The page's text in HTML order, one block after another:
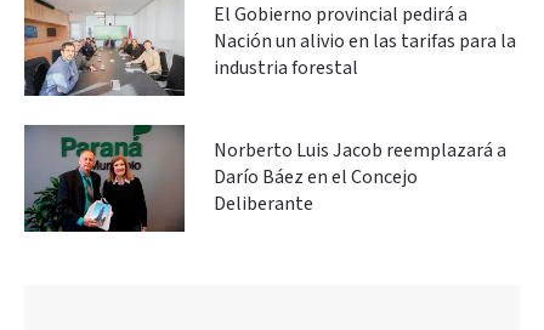
El Gobierno provincial pedirá a
Nación un alivio en las tarifas para la
industria forestal
Norberto Luis Jacob reemplazará a
Darío Báez en el Concejo
Deliberante